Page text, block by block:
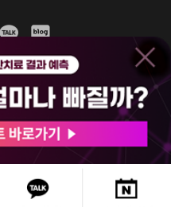
홈페이지 이용약관
52길 7, 3~4층(서초동, 제일빌딩)
김남철
RIGHTS RESERVED.